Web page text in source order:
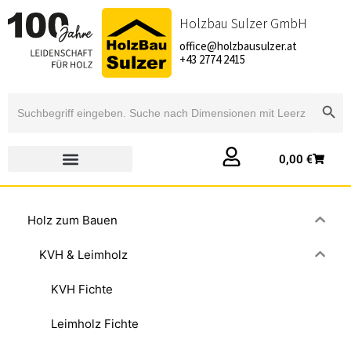
Holzbau Sulzer GmbH
office@holzbausulzer.at
+43 2774 2415
for:
0,00 €
Holz zum Bauen
KVH & Leimholz
KVH Fichte
Leimholz Fichte